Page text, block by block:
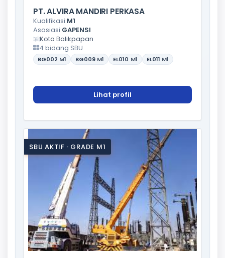
PT. ALVIRA MANDIRI PERKASA
Kualifikasi:M1
Asosiasi:GAPENSI
Kota Balikpapan
4 bidang SBU
BG002 M1 BG009 M1 EL010 M1 EL011 M1
Lihat profil
SBU AKTIF · GRADE M1